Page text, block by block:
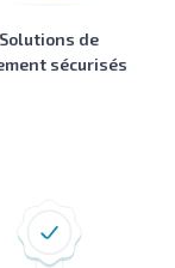
Solutions de
sécurisés